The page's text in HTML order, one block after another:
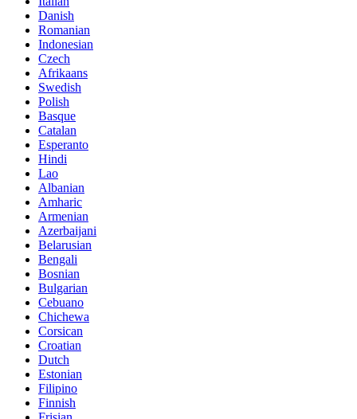
Danish
Romanian
Indonesian
Czech
Afrikaans
Swedish
Polish
Basque
Catalan
Esperanto
Hindi
Lao
Albanian
Amharic
Armenian
Azerbaijani
Belarusian
Bengali
Bosnian
Bulgarian
Cebuano
Chichewa
Corsican
Croatian
Dutch
Estonian
Filipino
Finnish